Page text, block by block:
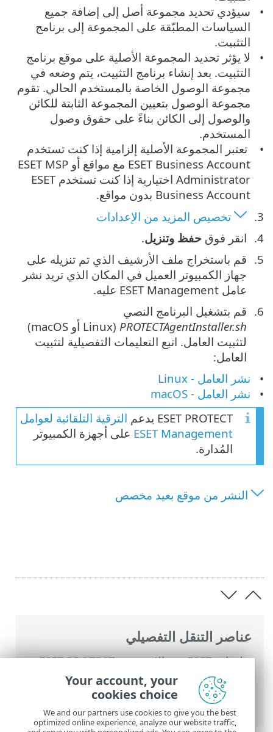
عناصر التنقل التفصيلي
تعليمات ESET عبر الإنترنت >
ESET PROTECT
>
ابدأ الآن> نشر عامل ESET Management
نشر محلي> إنشاء برنامج تثبيت البرنامج النصي
للعامل – Linux/macOS
سيؤدي تحديد مجموعة أصل إلى إضافة جميع
السياسات المطبّقة على المجموعة إلى برنامج
التثبيت.
لا يؤثر تحديد المجموعة الأصلية على موقع برنامج
التثبيت. بعد إنشاء برنامج التثبيت، يتم وضعه في
مجموعة الوصول الخاصة بالمستخدم الحالي.تقوم
مجموعة الوصول بتعيين المجموعة الثابتة للكائن
والوصول إلى الكائن بناءً على حقوق وصول
المستخدم.
تعتبر المجموعة الأصلية إلزامية إذا كنت تستخدم
ESET Business Account مع مواقع أو ESET MSP
Administrator اختيارية إذا كنت تستخدم ESET
Business Account بدون مواقع.
تخصيص المزيد من الإعدادات
انقر فوق حفظ وتنزيل.
قم باستخراج ملف الأرشيف الذي تم تنزيله على
جهاز الكمبيوتر العميل في المكان الذي تريد نشر
عامل ESET Management عليه.
قم بتشغيل البرنامج النصي
PROTECTAgentInstaller.sh
(Linux أو macOS)
لتثبيت العامل. اتبع التعليمات التفصيلية لتثبيت
العامل:
نشر العامل - Linux
نشر العامل - macOS
ESET PROTECT يدعم
الترقية التلقائية لعوامل
ESET Management على أجهزة الكمبيوتر
المُدارة.
النشر من موقع بعيد مخصص
Your account, your
cookies choice
We and our partners use cookies to give you the best
optimized online experience, analyze our website traffic,